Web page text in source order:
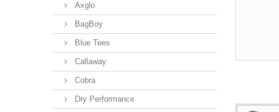
Axglo
BagBoy
Blue Tees
Callaway
Cobra
Dry Performance